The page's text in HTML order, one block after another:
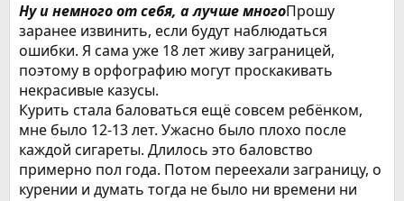
Ну и немного от себя, а лучше многоПрошу
заранее извинить, если будут наблюдаться
ошибки. Я сама уже 18 лет живу заграницей,
поэтому в орфографию могут проскакивать
некрасивые казусы.
Курить стала баловаться ещё совсем ребёнком,
мне было 12-13 лет. Ужасно было плохо после
каждой сигареты. Длилось это баловство
примерно пол года. Потом переехали заграницу, о
курении и думать тогда не было ни времени ни